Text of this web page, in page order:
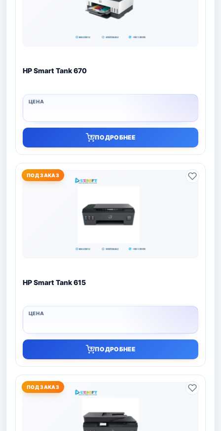
HP Smart Tank 670
ПОДРОБНЕЕ
ПОД ЗАКАЗ
HP Smart Tank 615
ПОДРОБНЕЕ
ПОД ЗАКАЗ